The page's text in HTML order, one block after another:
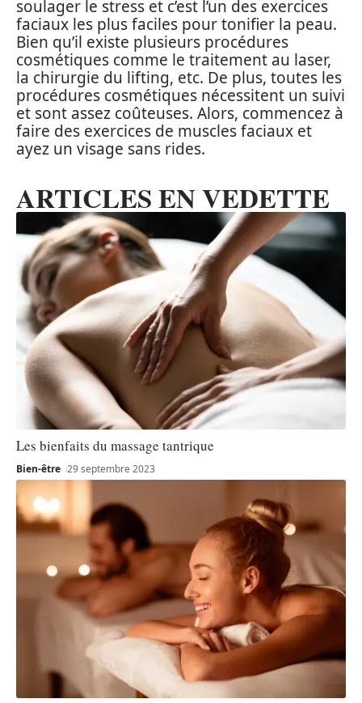
soulager le stress et c’est l’un des exercices
faciaux les plus faciles pour tonifier la peau.
Bien qu’il existe plusieurs procédures
cosmétiques comme le traitement au laser,
la chirurgie du lifting, etc. De plus, toutes les
procédures cosmétiques nécessitent un suivi
et sont assez coûteuses. Alors, commencez à
faire des exercices de muscles faciaux et
ayez un visage sans rides.
ARTICLES EN VEDETTE
Les bienfaits du massage tantrique
Bien-être 29 septembre 2023